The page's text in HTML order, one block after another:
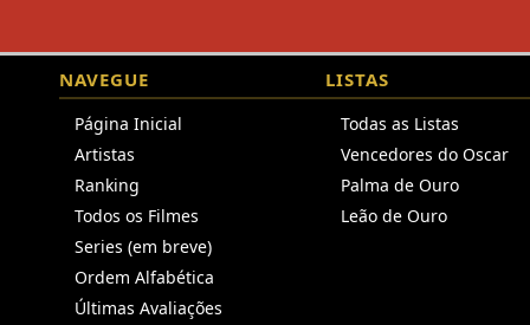
NAVEGUE
Página Inicial
Artistas
Ranking
Todos os Filmes
Series (em breve)
Ordem Alfabética
Últimas Avaliações
LISTAS
Todas as Listas
Vencedores do Oscar
Palma de Ouro
Leão de Ouro